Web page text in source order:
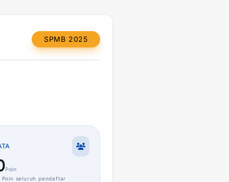
SPMB 2025
Poin
Poin seluruh pendaftar